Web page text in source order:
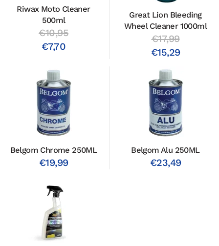
Riwax Moto Cleaner
500ml
€10,95
€7,70
Great Lion Bleeding
Wheel Cleaner 1000ml
€17,99
€15,29
Belgom Chrome 250ML
€19,99
Belgom Alu 250ML
€23,49